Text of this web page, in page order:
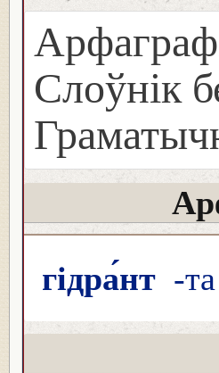
Слоўнік
гідра́нт -та